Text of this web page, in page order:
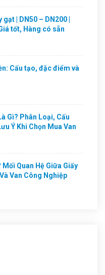
| DN50 – DN200 |
tốt, Hàng có sẵn
Cấu tạo, đặc điểm và
Gì? Phân Loại, Cấu
Ý Khi Chọn Mua Van
Mối Quan Hệ Giữa Giấy
Van Công Nghiệp